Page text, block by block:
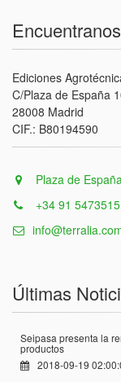
Encuentranos
Ediciones
C/Plaza de España
28008 Madrid
CIF.: B80194590
Plaza de
+34 91 5473515
Últimas
Seipasa presenta la
productos
2018-09-19